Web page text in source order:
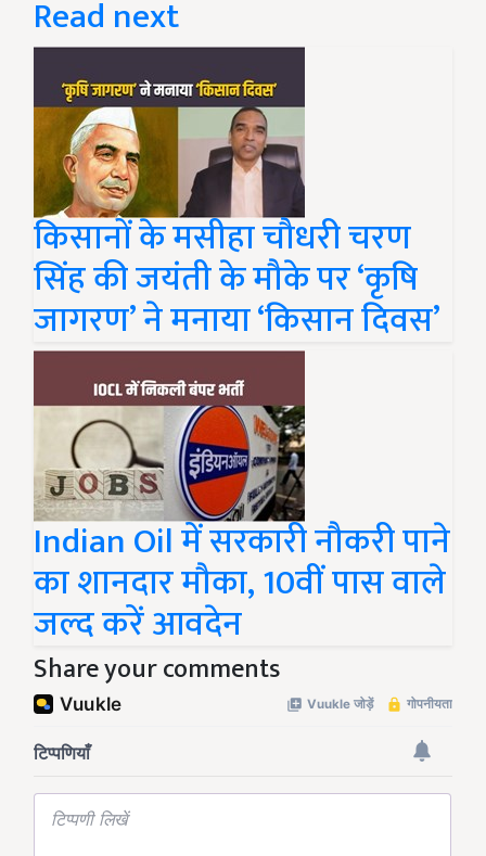
Read next
किसानों के मसीहा चौधरी चरण
सिंह की जयंती के मौके पर ‘कृषि
जागरण’ ने मनाया ‘किसान दिवस’
Indian Oil में सरकारी नौकरी पाने
का शानदार मौका, 10वीं पास वाले
जल्द करें आवदेन
Share your comments